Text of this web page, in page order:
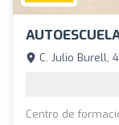
C. Julio Burell,
Centro de